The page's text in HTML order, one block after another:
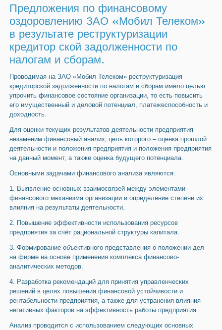
Предложения по финансовому
оздоровлению ЗАО «Мобил Телеком»
в результате реструктуризации
кредитор ской задолженности по
налогам и сборам.
Проводимая на ЗАО «Мобил Телеком» реструктуризация
кредиторской задолженности по налогам и сборам имело целью
упрочить финансовое состояние организации, то есть повысить
его имущественный и деловой потенциал, платежеспособность и
доходность.
Для оценки текущих результатов деятельности предприятия
незаменим финансовый анализ, цель которого – оценка прошлой
деятельности и положения предприятия и положения предприятия
на данный момент, а также оценка будущего потенциала.
Основными задачами финансового анализа являются:
1. Выявление основных взаимосвязей между элементами
финансового механизма организации и определение степени их
влияния на результаты деятельности.
2. Повышение эффективности использования ресурсов
предприятия за счёт рациональной структуры капитала.
3. Формирование объективного представления о положении дел
на фирме на основе применения комплекса финансово-
аналитических методов.
4. Разработка рекомендаций для принятия управленческих
решений в целях повышения финансовой устойчивости и
рентабельности предприятия, а также для устранения влияния
негативных факторов на эффективность работы предприятия.
Анализ проводится с использованием следующих основных